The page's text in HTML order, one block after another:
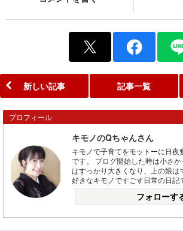
新しい記事 記事一覧
プロフィール
キモノのQちゃんさん
キモノで子育てをモットーに日夜
です。 ブログ開始した時は小さ
はすっかり大きくなり、上の娘は
好きなキモノですごす日常の日記
フォローす